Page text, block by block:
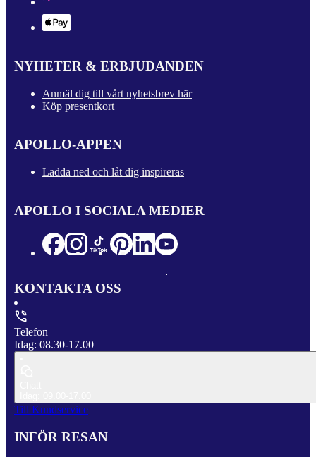
NYHETER & ERBJUDANDEN
Anmäl dig till vårt nyhetsbrev här
Köp presentkort
APOLLO-APPEN
Ladda ned och låt dig inspireras
APOLLO I SOCIALA MEDIER
KONTAKTA OSS
Telefon
Idag: 08.30-17.00
Till Kundservice
INFÖR RESAN